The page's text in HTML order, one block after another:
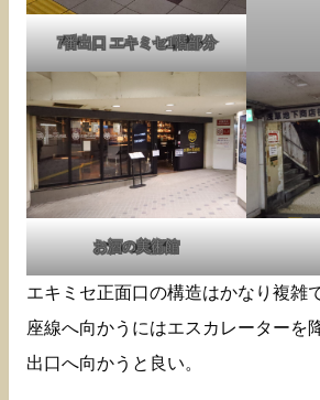
7番出口 エキミセ1階部分
お酒の美術館
エキミセ正面口の構造はかなり複雑
座線へ向かうにはエスカレーターを
出口へ向かうと良い。